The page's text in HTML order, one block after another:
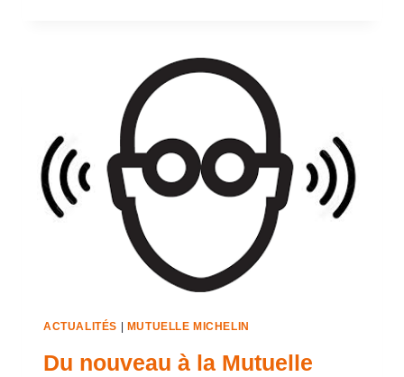
ACTUALITÉS MUTUELLE MICHELIN
Du nouveau à la Mutuelle